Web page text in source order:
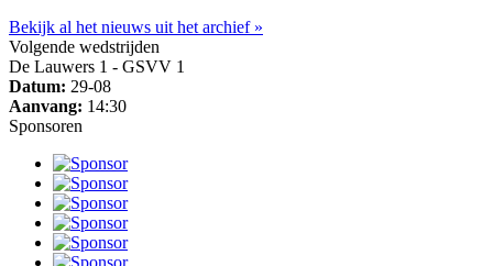
Bekijk al het nieuws uit het archief »
Volgende wedstrijden
De Lauwers 1 - GSVV 1
Datum: 29-08
Aanvang: 14:30
Sponsoren